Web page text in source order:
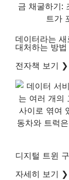
데이터라는
대처하는 방법
전자책 보기 ❯
디지털 트윈
자세히 보기 ❯